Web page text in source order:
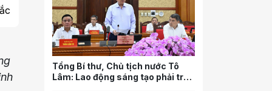
Tổng Bí thư, Chủ tịch nước Tô
Lâm: Lao động sáng tạo phải trở